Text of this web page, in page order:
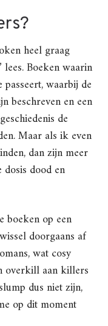
heel graag
Boeken waarin
waarbij de
beschreven en een
de
Maar als ik even
dan zijn meer
dood en
op een
doorgaans af
wat cosy
overkill aan killers
dus niet zijn,
op dit moment